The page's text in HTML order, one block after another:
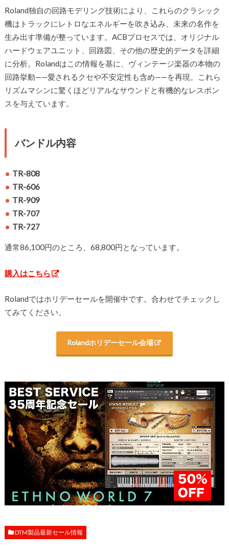
Roland独自の回路モデリング技術により、これらのクラシック
機はトラックにレトロなエネルギーを吹き込み、未来の名作を
生み出す準備が整っています。ACBプロセスでは、オリジナル
ハードウェアユニット、回路図、その他の歴史的データを詳細
に分析。Rolandはこの情報を基に、ヴィンテージ楽器の本物の
回路挙動——愛されるクセや不安定性も含め——を再現。これら
リズムマシンに驚くほどリアルなサウンドと有機的なレスポン
スを与えています。
バンドル内容
TR-808
TR-606
TR-909
TR-707
TR-727
通常86,100円のところ、68,800円となっています。
購入はこちら
Rolandではホリデーセールを開催中です。合わせてチェックし
てみてください。
Rolandホリデーセール会場
DTM製品最新セール情報